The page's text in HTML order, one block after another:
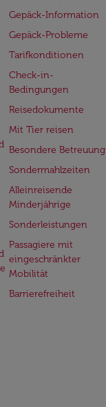
Gepäck-Information
Gepäck-Probleme
Tarifkonditionen
Check-in-
Bedingungen
Reisedokumente
Mit Tier reisen
Besondere Betreuung
Sondermahlzeiten
Alleinreisende
Minderjährige
Sonderleistungen
Passagiere mit
eingeschränkter
Mobilität
Barrierefreiheit